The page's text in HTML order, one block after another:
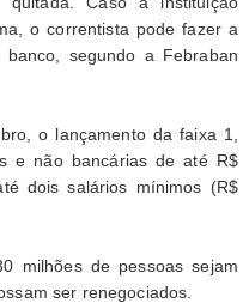
o correntista pode fazer a
segundo a Febraban
o lançamento da faixa 1,
e não bancárias de até R$
dois salários mínimos (R$
milhões de pessoas sejam
ser renegociados.